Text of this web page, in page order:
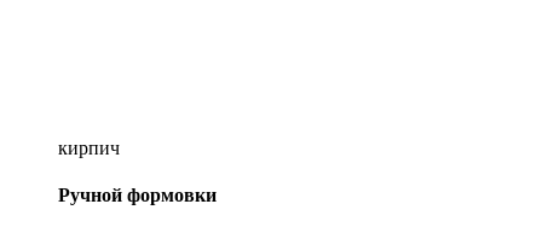
кирпич
Ручной формовки